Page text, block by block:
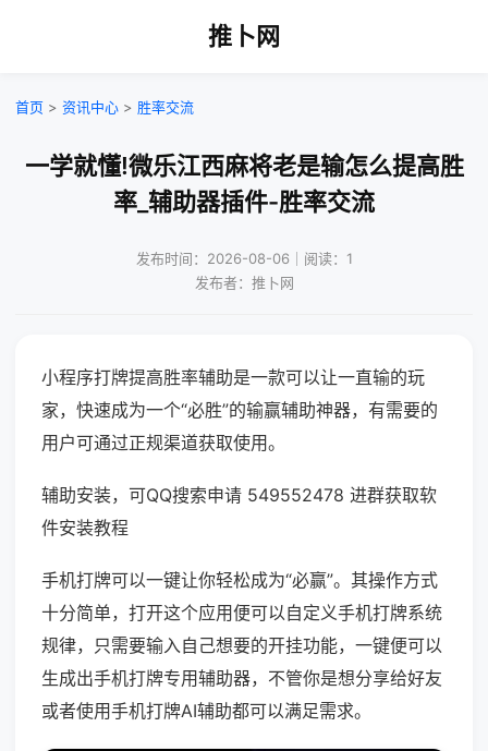
推卜网
首页 > 资讯中心 > 胜率交流
一学就懂!微乐江西麻将老是输怎么提高胜
率_辅助器插件-胜率交流
发布时间：2026-08-06｜阅读：1
发布者：推卜网
小程序打牌提高胜率辅助是一款可以让一直输的玩
家，快速成为一个“必胜”的输赢辅助神器，有需要的
用户可通过正规渠道获取使用。
辅助安装，可QQ搜索申请 549552478 进群获取软
件安装教程
手机打牌可以一键让你轻松成为“必赢”。其操作方式
十分简单，打开这个应用便可以自定义手机打牌系统
规律，只需要输入自己想要的开挂功能，一键便可以
生成出手机打牌专用辅助器，不管你是想分享给好友
或者使用手机打牌AI辅助都可以满足需求。